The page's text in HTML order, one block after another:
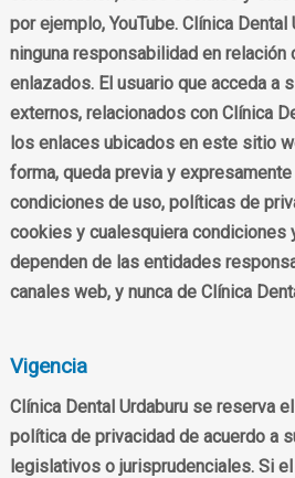
por ejemplo, YouTube. Clínica Dental
ninguna responsabilidad en
enlazados. El usuario que acceda a
externos, relacionados con Clínica
los enlaces ubicados en este sitio
forma, queda previa y
condiciones de uso, políticas de
cookies y cualesquiera condiciones
dependen de las entidades
canales web, y nunca de Clínica
Vigencia
Clínica Dental Urdaburu se reserva
política de privacidad de acuerdo a
legislativos o jurisprudenciales. Si